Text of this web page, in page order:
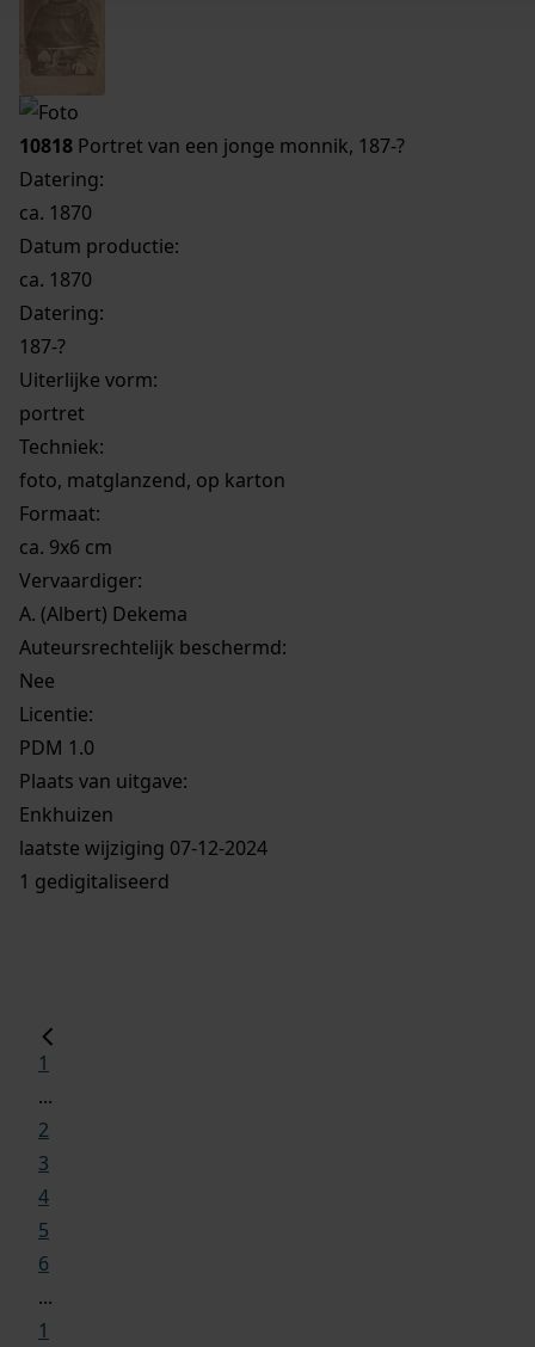
10818 Portret van een jonge monnik, 187-?
Datering:
ca. 1870
Datum productie:
ca. 1870
Datering:
187-?
Uiterlijke vorm:
portret
Techniek:
foto, matglanzend, op karton
Formaat:
ca. 9x6 cm
Vervaardiger:
A. (Albert) Dekema
Auteursrechtelijk beschermd:
Nee
Licentie:
PDM 1.0
Plaats van uitgave:
Enkhuizen
laatste wijziging 07-12-2024
1 gedigitaliseerd
1
...
2
3
4
5
6
...
1